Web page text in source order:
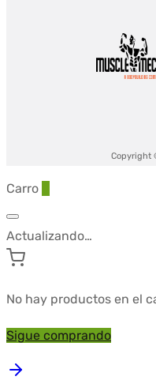
Copyright
Carro
Actualizando…
No hay productos en el
Sigue comprando